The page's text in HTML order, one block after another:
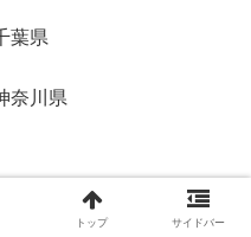
葉県
奈川県
県 トップ サイドバー